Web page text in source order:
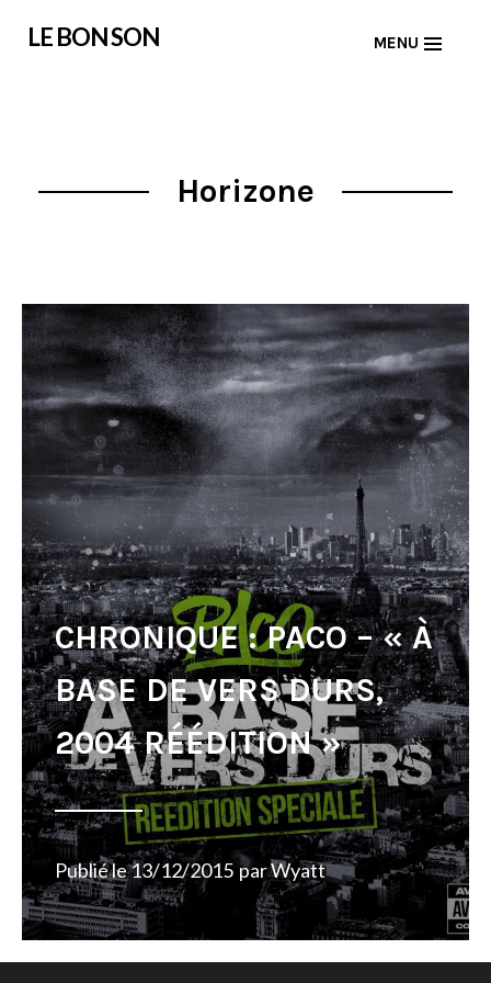
LE BON SON MENU
Horizone
CHRONIQUE : PACO – « À
BASE DE VERS DURS,
2004 RÉÉDITION »
Publié le13/12/2015 parWyatt